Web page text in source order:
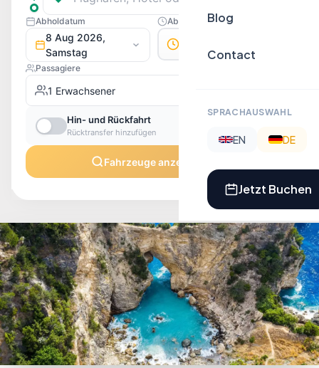
Blog
Contact
SPRACHAUSWAHL
EN DE
Jetzt Buchen